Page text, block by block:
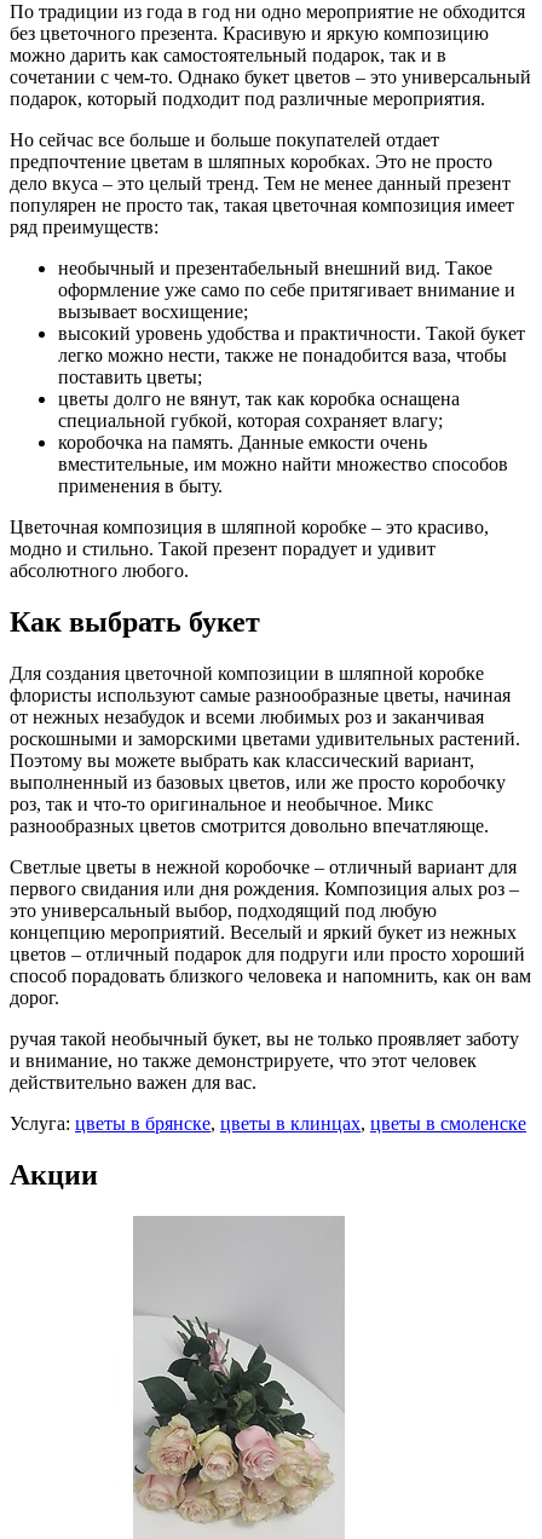
По традиции из года в год ни одно мероприятие не обходится
без цветочного презента. Красивую и яркую композицию
можно дарить как самостоятельный подарок, так и в
сочетании с чем-то. Однако букет цветов – это универсальный
подарок, который подходит под различные мероприятия.
Но сейчас все больше и больше покупателей отдает
предпочтение цветам в шляпных коробках. Это не просто
дело вкуса – это целый тренд. Тем не менее данный презент
популярен не просто так, такая цветочная композиция имеет
ряд преимуществ:
необычный и презентабельный внешний вид. Такое
оформление уже само по себе притягивает внимание и
вызывает восхищение;
высокий уровень удобства и практичности. Такой букет
легко можно нести, также не понадобится ваза, чтобы
поставить цветы;
цветы долго не вянут, так как коробка оснащена
специальной губкой, которая сохраняет влагу;
коробочка на память. Данные емкости очень
вместительные, им можно найти множество способов
применения в быту.
Цветочная композиция в шляпной коробке – это красиво,
модно и стильно. Такой презент порадует и удивит
абсолютного любого.
Как выбрать букет
Для создания цветочной композиции в шляпной коробке
флористы используют самые разнообразные цветы, начиная
от нежных незабудок и всеми любимых роз и заканчивая
роскошными и заморскими цветами удивительных растений.
Поэтому вы можете выбрать как классический вариант,
выполненный из базовых цветов, или же просто коробочку
роз, так и что-то оригинальное и необычное. Микс
разнообразных цветов смотрится довольно впечатляюще.
Светлые цветы в нежной коробочке – отличный вариант для
первого свидания или дня рождения. Композиция алых роз –
это универсальный выбор, подходящий под любую
концепцию мероприятий. Веселый и яркий букет из нежных
цветов – отличный подарок для подруги или просто хороший
способ порадовать близкого человека и напомнить, как он вам
дорог.
ручая такой необычный букет, вы не только проявляет заботу
и внимание, но также демонстрируете, что этот человек
действительно важен для вас.
Услуга: цветы в брянске, цветы в клинцах, цветы в смоленске
Акции